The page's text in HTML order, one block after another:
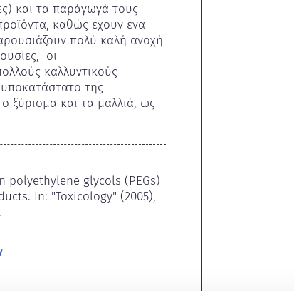
και τα παράγωγά τους
καθώς έχουν ένα
πολύ καλή ανοχή
οι
καλλυντικούς
της
ξύρισμα και τα μαλλιά, ως
polyethylene glycols (PEGs)
In: "Toxicology" (2005),